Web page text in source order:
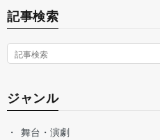
記事検索
ジャンル
舞台・演劇